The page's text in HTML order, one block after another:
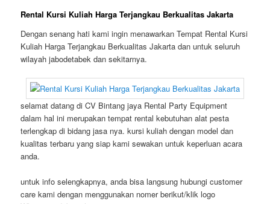
Rental Kursi Kuliah Harga Terjangkau Berkualitas Jakarta
Dengan senang hati kami ingin menawarkan Tempat Rental Kursi
Kuliah Harga Terjangkau Berkualitas Jakarta dan untuk seluruh
wilayah jabodetabek dan sekitarnya.
selamat datang di CV Bintang jaya Rental Party Equipment
dalam hal ini merupakan tempat rental kebutuhan alat pesta
terlengkap di bidang jasa nya. kursi kuliah dengan model dan
kualitas terbaru yang siap kami sewakan untuk keperluan acara
anda.
untuk info selengkapnya, anda bisa langsung hubungi customer
care kami dengan menggunakan nomer berikut/klik logo